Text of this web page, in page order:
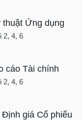
thuật Ứng dụng
2, 4, 6
cáo Tài chính
2, 4, 6
giá Cổ phiếu